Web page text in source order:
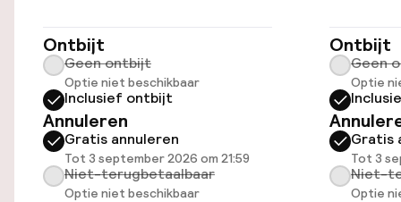
Transferservice
Kamers
Familiekamers beschikbaar
Ontbijt
Geen ontbijt
Optie niet beschikbaar
Inclusief ontbijt
Annuleren
Gratis annuleren
Tot 3 september 2026 om 21:59
Niet-terugbetaalbaar
Optie niet beschikbaar
Ontbijt
Geen
Optie
Gratis
Tot 3
Niet-
Optie